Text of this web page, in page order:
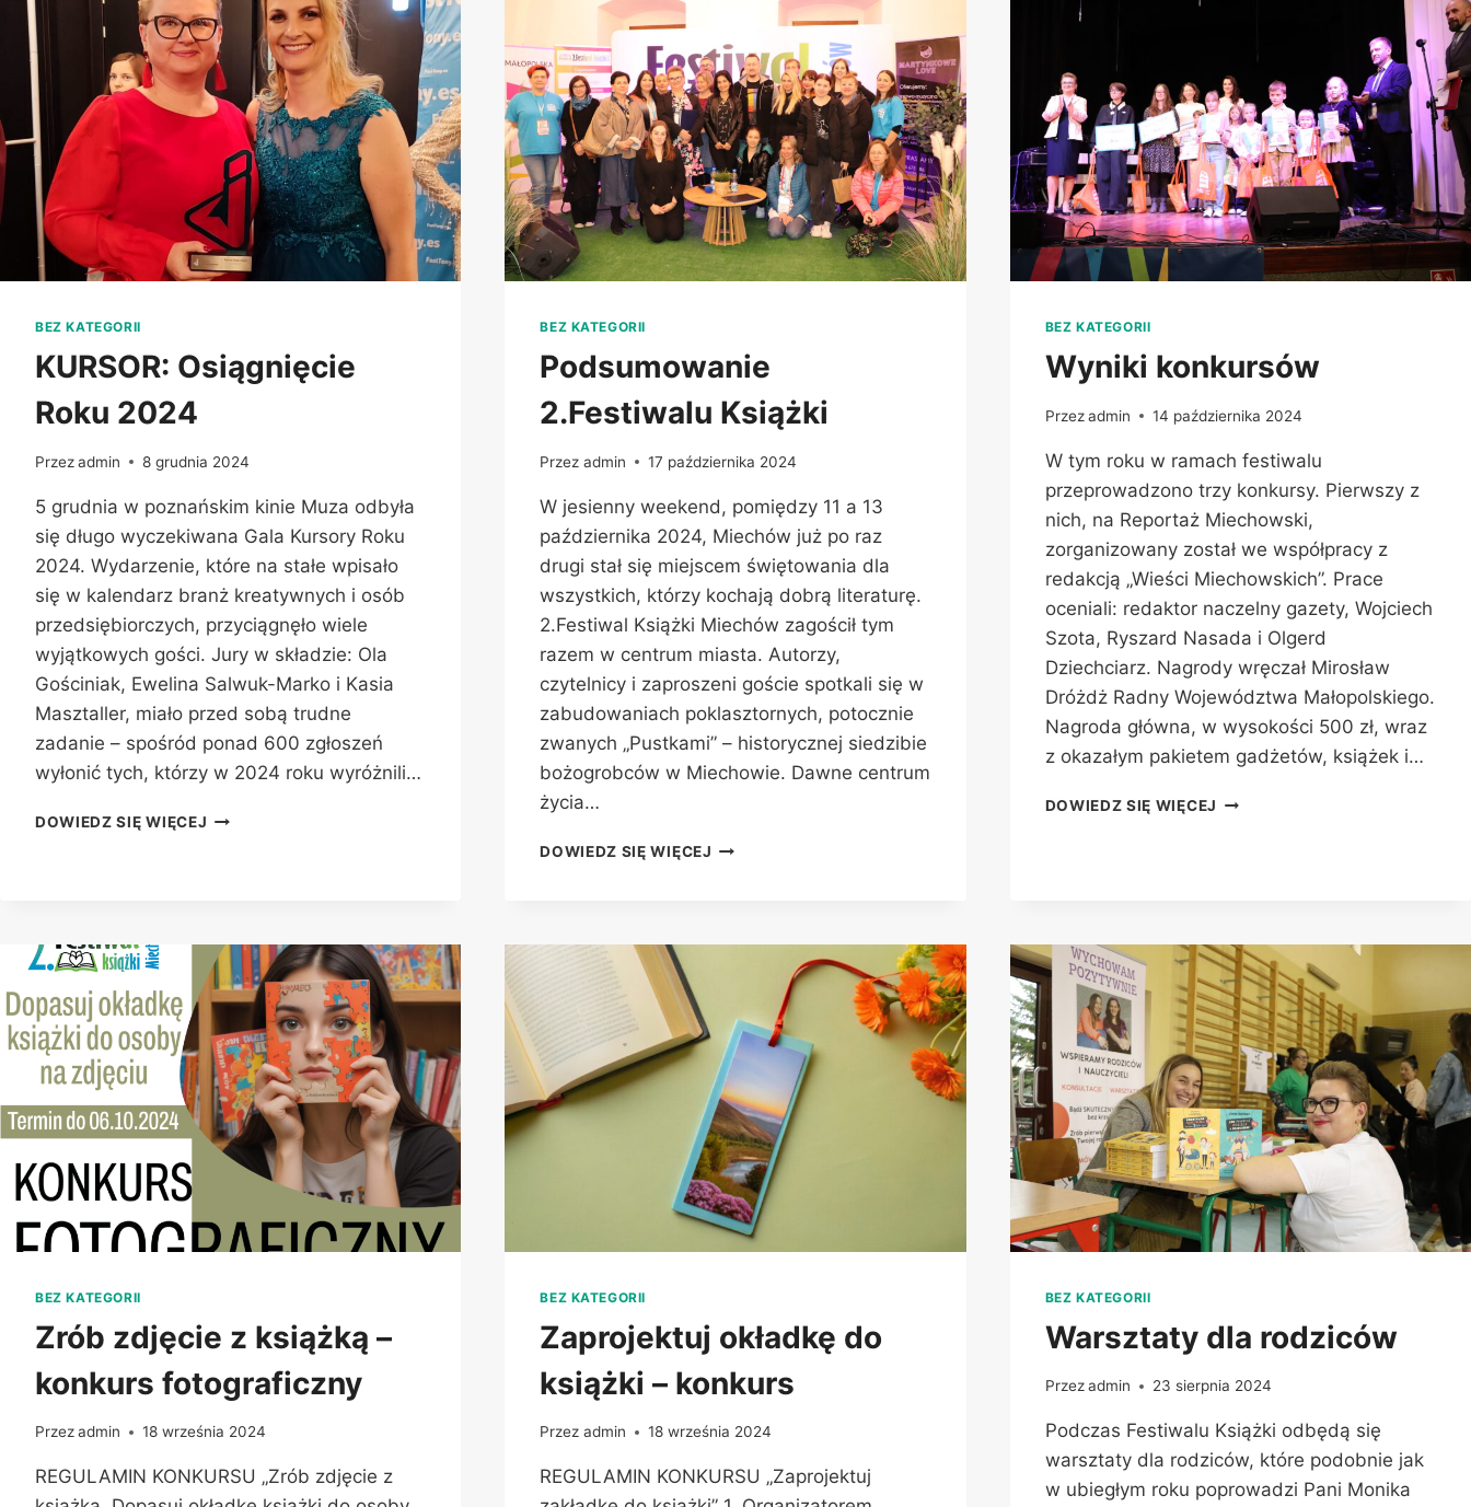
BEZ KATEGORII
KURSOR: Osiągnięcie
Roku 2024
Przezadmin 8 grudnia 2024
5 grudnia w poznańskim kinie Muza odbyła
się długo wyczekiwana Gala Kursory Roku
2024. Wydarzenie, które na stałe wpisało
się w kalendarz branż kreatywnych i osób
przedsiębiorczych, przyciągnęło wiele
wyjątkowych gości. Jury w składzie: Ola
Gościniak, Ewelina Salwuk-Marko i Kasia
Masztaller, miało przed sobą trudne
zadanie – spośród ponad 600 zgłoszeń
wyłonić tych, którzy w 2024 roku wyróżnili…
DOWIEDZ SIĘ WIĘCEJ KURSOR:
BEZ KATEGORII
Podsumowanie
2.Festiwalu Książki
Przez admin 17 października 2024
W jesienny weekend, pomiędzy 11 a 13
października 2024, Miechów już po raz
drugi stał się miejscem świętowania dla
wszystkich, którzy kochają dobrą literaturę.
2.Festiwal Książki Miechów zagościł tym
razem w centrum miasta. Autorzy,
czytelnicy i zaproszeni goście spotkali się w
zabudowaniach poklasztornych, potocznie
zwanych „Pustkami” – historycznej siedzibie
bożogrobców w Miechowie. Dawne centrum
życia…
DOWIEDZ SIĘ WIĘCEJ PODSUMOWANIE
BEZ KATEGORII
Wyniki konkursów
Przez admin 14 października 2024
W tym roku w ramach festiwalu
przeprowadzono trzy konkursy. Pierwszy z
nich, na Reportaż Miechowski,
zorganizowany został we współpracy z
redakcją „Wieści Miechowskich”. Prace
oceniali: redaktor naczelny gazety, Wojciech
Szota, Ryszard Nasada i Olgerd
Dziechciarz. Nagrody wręczał Mirosław
Dróżdż Radny Województwa Małopolskiego.
Nagroda główna, w wysokości 500 zł, wraz
z okazałym pakietem gadżetów, książek i…
DOWIEDZ SIĘ WIĘCEJ WYNIKI
BEZ KATEGORII
Zrób zdjęcie z książką –
konkurs fotograficzny
Przezadmin 18 września 2024
REGULAMIN KONKURSU „Zrób zdjęcie z
BEZ KATEGORII
Zaprojektuj okładkę do
książki – konkurs
Przez admin 18 września 2024
REGULAMIN KONKURSU „Zaprojektuj
BEZ KATEGORII
Warsztaty dla rodziców
Przez admin 23 sierpnia 2024
Podczas Festiwalu Książki odbędą się
warsztaty dla rodziców, które podobnie jak
w ubiegłym roku poprowadzi Pani Monika